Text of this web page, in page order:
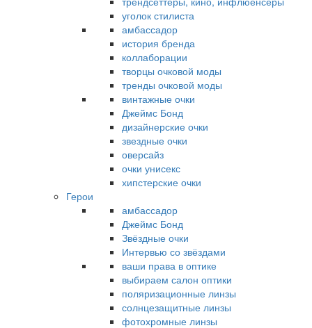
уголок стилиста
амбассадор
история бренда
коллаборации
творцы очковой моды
тренды очковой моды
винтажные очки
Джеймс Бонд
дизайнерские очки
звездные очки
оверсайз
очки унисекс
хипстерские очки
Герои
амбассадор
Джеймс Бонд
Звёздные очки
Интервью со звёздами
ваши права в оптике
выбираем салон оптики
поляризационные линзы
солнцезащитные линзы
фотохромные линзы